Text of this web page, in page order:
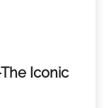
Iconic